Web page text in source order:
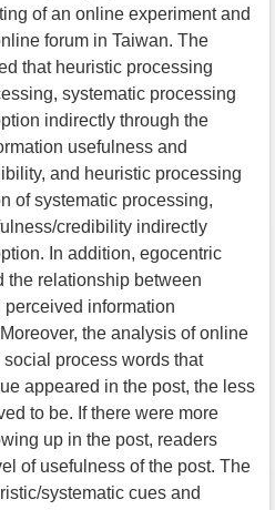
of an online experiment and
forum in Taiwan. The
that heuristic processing
systematic processing
indirectly through the
usefulness and
and heuristic processing
of systematic processing,
credibility indirectly
In addition, egocentric
the relationship between
information
the analysis of online
process words that
appeared in the post, the less
to be. If there were more
up in the post, readers
of usefulness of the post. The
systematic cues and